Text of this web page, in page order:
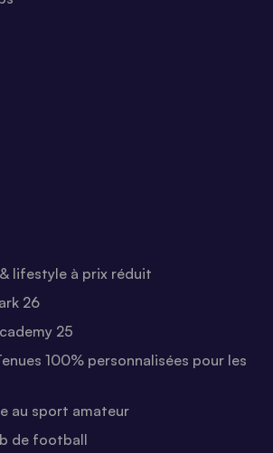
lifestyle à prix réduit
26
25
100% personnalisées pour les
au sport amateur
de football